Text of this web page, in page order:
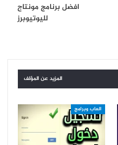
افضل برنامج مونتاج
لليوتيوبرز
المزيد عن المؤلف
العاب وبرامج